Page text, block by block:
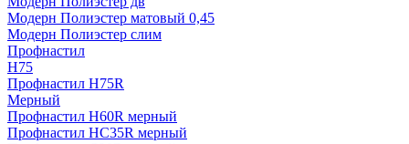
Модерн Полиэстер матовый 0,45
Модерн Полиэстер слим
Профнастил
H75
Профнастил H75R
Мерный
Профнастил H60R мерный
Профнастил HC35R мерный